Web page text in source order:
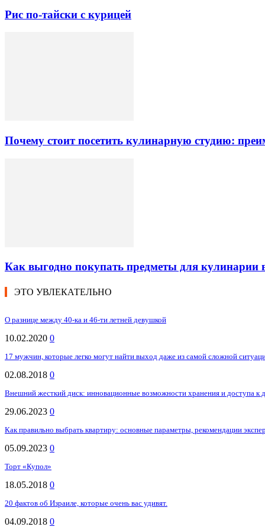
Рис по-тайски с курицей
Почему стоит посетить кулинарную студию:
Как выгодно покупать предметы для кулинарии
ЭТО УВЛЕКАТЕЛЬНО
О разнице между 40-ка и 46-ти летней девушкой
10.02.2020 0
17 мужчин, которые легко могут найти выход даже из самой сложной
02.08.2018 0
Внешний жесткий диск: инновационные возможности хранения и доступа к
29.06.2023 0
Как правильно выбрать квартиру: основные параметры, рекомендации
05.09.2023 0
Торт «Купол»
18.05.2018 0
20 фактов об Израиле, которые очень вас удивят.
04.09.2018 0